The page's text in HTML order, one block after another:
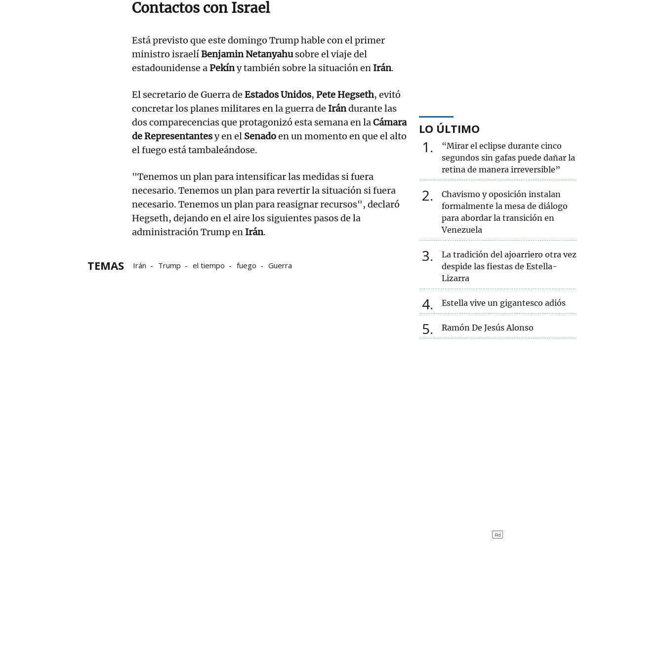
Contactos con Israel
Está previsto que este domingo Trump hable con el primer
ministro israelíBenjamin Netanyahusobre el viaje del
estadounidense aPekíny también sobre la situación en Irán.
El secretario de Guerra de Estados Unidos, Pete Hegseth, evitó
concretar los planes militares en la guerra de Irándurante las
dos comparecencias que protagonizó esta semana en laCámara
de Representantesy en el Senadoen un momento en que el alto
el fuego está tambaleándose.
"Tenemos un plan para intensificar las medidas si fuera
necesario. Tenemos un plan para revertir la situación si fuera
necesario. Tenemos un plan para reasignar recursos", declaró
Hegseth, dejando en el aire los siguientes pasos de la
administración Trump en Irán.
TEMAS Irán Trump el tiempo fuego Guerra
LO ÚLTIMO
1
“Mirar el eclipse durante cinco
segundos sin gafas puede dañar la
retina de manera irreversible”
2
Chavismo y oposición instalan
formalmente la mesa de diálogo
para abordar la transición en
Venezuela
3
La tradición del ajoarriero otra vez
despide las fiestas de Estella-
Lizarra
4 Estella vive un gigantesco adiós
5 Ramón De Jesús Alonso